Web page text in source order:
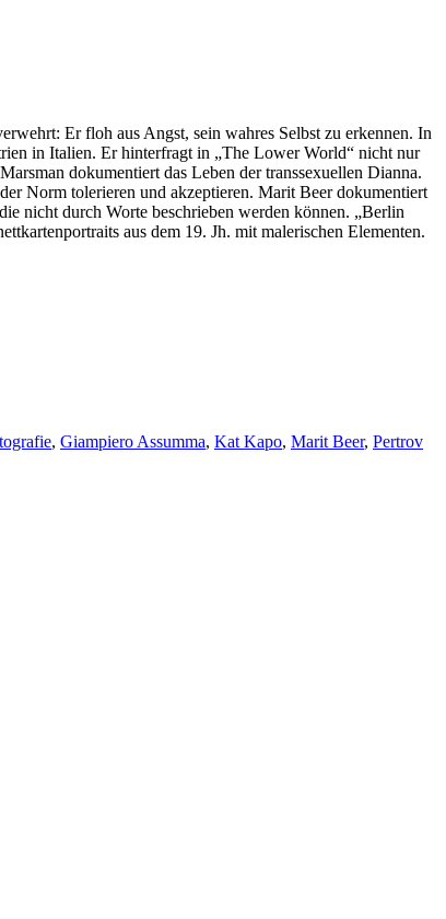
Er floh aus Angst, sein wahres Selbst zu erkennen. In
in Italien. Er hinterfragt in „The Lower World“ nicht nur
dokumentiert das Leben der transsexuellen Dianna.
Norm tolerieren und akzeptieren. Marit Beer dokumentiert
nicht durch Worte beschrieben werden können. „Berlin
aus dem 19. Jh. mit malerischen Elementen.
, Giampiero Assumma, Kat Kapo, Marit Beer, Pertrov